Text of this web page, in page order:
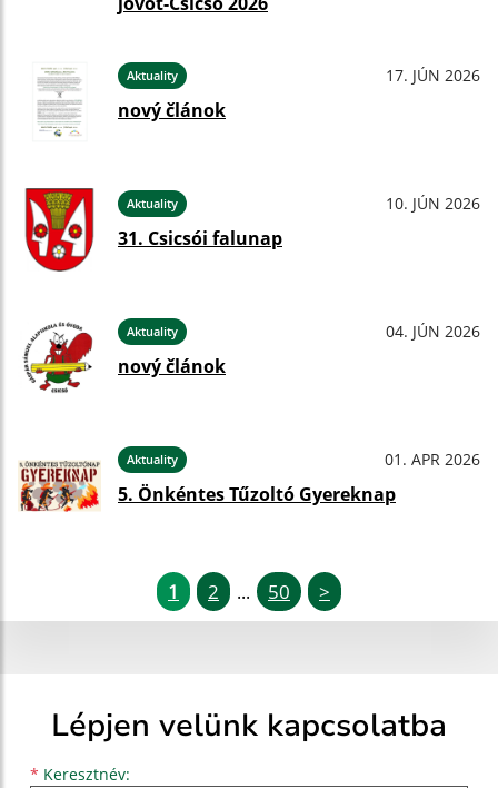
Aktuality 17. JÚN 2026
nový článok
Aktuality 10. JÚN 2026
31. Csicsói falunap
Aktuality 04. JÚN 2026
nový článok
Aktuality 01. APR 2026
5. Önkéntes Tűzoltó Gyereknap
1 2 ... 50 >
Lépjen velünk kapcsolatba
* Keresztnév:
Keresztnév
Vezetéknév
E-mail cím